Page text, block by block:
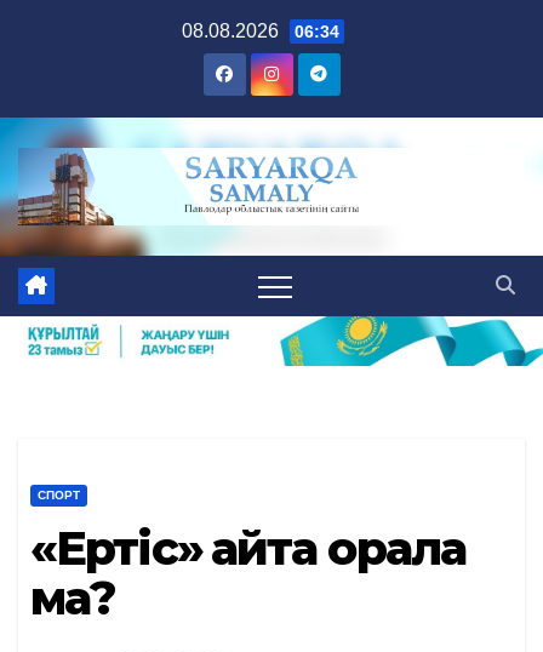
08.08.2026 06:34
СПОРТ
«Ертіс» қайта орала
ма?